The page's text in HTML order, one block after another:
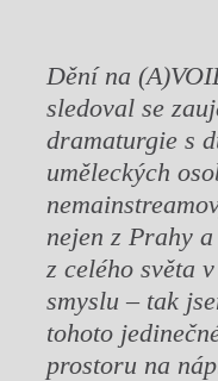
Dění na
sledoval se
dramaturgie s d
uměleckých
nejen z Prahy
z celého světa
smyslu – tak
tohoto jedineč
prostoru na